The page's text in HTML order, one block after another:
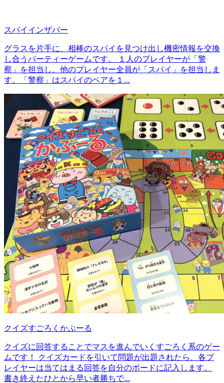
スパイインザバー
グラスを片手に、相棒のスパイを見つけ出し機密情報を交換
し合うパーティーゲームです。 １人のプレイヤーが「警
察」を担当し、他のプレイヤー全員が「スパイ」を担当しま
す。「警察」はスパイのペアを１...
クイズすごろくかぶーる
クイズに回答することでマスを進んでいくすごろく系のゲー
ムです！ クイズカードを引いて問題が出題されたら、各プ
レイヤーは当てはまる回答を自分のボードに記入します。
書き終えたひとから早い者勝ちで...